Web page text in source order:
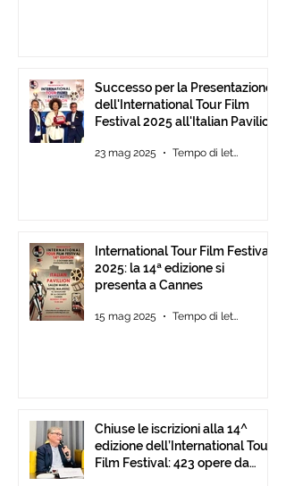
Successo per la Presentazione
dell'International Tour Film
Festival 2025 all'Italian Pavilion
23 mag 2025 Tempo di lettura: 2 min
International Tour Film Festival
2025: la 14ª edizione si
presenta a Cannes
15 mag 2025 Tempo di lettura: 2 min
Chiuse le iscrizioni alla 14^
edizione dell’International Tour
Film Festival: 423 opere da